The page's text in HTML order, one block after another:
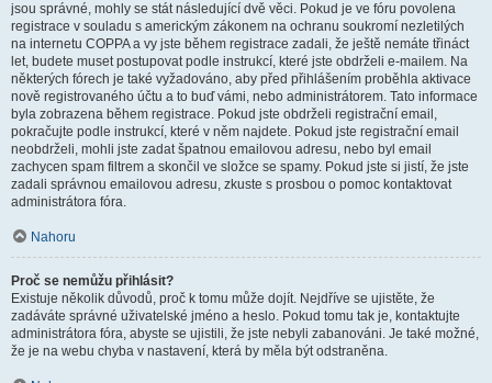
jsou správné, mohly se stát následující dvě věci. Pokud je ve fóru povolena
registrace v souladu s americkým zákonem na ochranu soukromí nezletilých
na internetu COPPA a vy jste během registrace zadali, že ještě nemáte třináct
let, budete muset postupovat podle instrukcí, které jste obdrželi e-mailem. Na
některých fórech je také vyžadováno, aby před přihlášením proběhla aktivace
nově registrovaného účtu a to buď vámi, nebo administrátorem. Tato informace
byla zobrazena během registrace. Pokud jste obdrželi registrační email,
pokračujte podle instrukcí, které v něm najdete. Pokud jste registrační email
neobdrželi, mohli jste zadat špatnou emailovou adresu, nebo byl email
zachycen spam filtrem a skončil ve složce se spamy. Pokud jste si jistí, že jste
zadali správnou emailovou adresu, zkuste s prosbou o pomoc kontaktovat
administrátora fóra.
Nahoru
Proč se nemůžu přihlásit?
Existuje několik důvodů, proč k tomu může dojít. Nejdříve se ujistěte, že
zadáváte správné uživatelské jméno a heslo. Pokud tomu tak je, kontaktujte
administrátora fóra, abyste se ujistili, že jste nebyli zabanováni. Je také možné,
že je na webu chyba v nastavení, která by měla být odstraněna.